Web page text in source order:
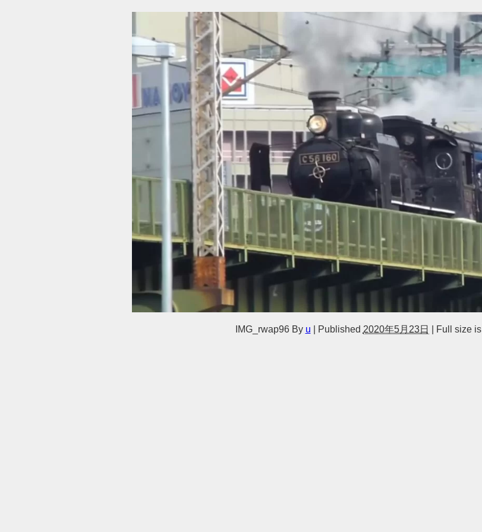
IMG_rwap96 By u Published 2020年5月23日 Full size is